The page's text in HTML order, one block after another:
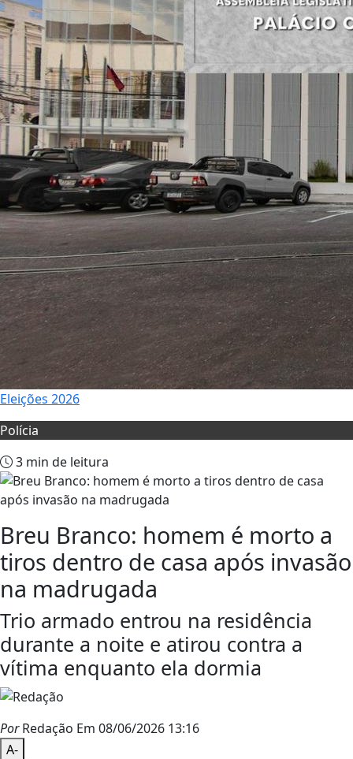
Eleições 2026
Polícia
3 min de leitura
Breu Branco: homem é morto a
tiros dentro de casa após invasão
na madrugada
Trio armado entrou na residência
durante a noite e atirou contra a
vítima enquanto ela dormia
PorRedação Em 08/06/2026 13:16
A-